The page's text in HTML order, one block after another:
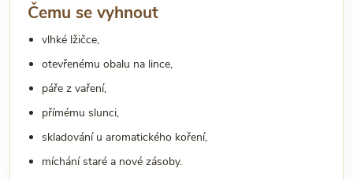
Čemu se vyhnout
vlhké lžičce,
otevřenému obalu na lince,
páře z vaření,
přímému slunci,
skladování u aromatického koření,
míchání staré a nové zásoby.